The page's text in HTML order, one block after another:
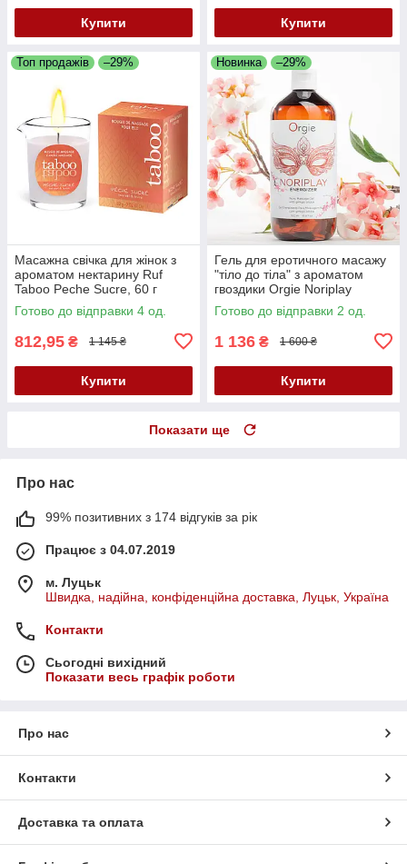
Купити Купити
Топ продажів –29%
Масажна свічка для жінок з
ароматом нектарину Ruf
Taboo Peche Sucre, 60 г
Готово до відправки 4 од.
812,95 ₴ 1 145 ₴
Купити
Новинка –29%
Гель для еротичного масажу
"тіло до тіла" з ароматом
гвоздики Orgie Noriplay
Energizer, 500 мл (термін по
04.2027)
Готово до відправки 2 од.
1 136 ₴ 1 600 ₴
Купити
Показати ще
Про нас
99% позитивних з 174 відгуків за рік
Працює з 04.07.2019
м. Луцьк
Швидка, надійна, конфіденційна доставка, Луцьк, Україна
Контакти
Сьогодні вихідний
Показати весь графік роботи
Про нас
Контакти
Доставка та оплата